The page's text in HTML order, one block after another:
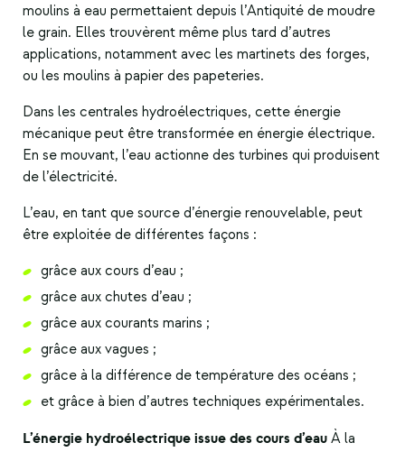
moulins à eau permettaient depuis l’Antiquité de moudre
le grain. Elles trouvèrent même plus tard d’autres
applications, notamment avec les martinets des forges,
ou les moulins à papier des papeteries.
Dans les centrales hydroélectriques, cette énergie
mécanique peut être transformée en énergie électrique.
En se mouvant, l’eau actionne des turbines qui produisent
de l’électricité.
L’eau, en tant que source d’énergie renouvelable, peut
être exploitée de différentes façons :
grâce aux cours d’eau ;
grâce aux chutes d’eau ;
grâce aux courants marins ;
grâce aux vagues ;
grâce à la différence de température des océans ;
et grâce à bien d’autres techniques expérimentales.
L’énergie hydroélectrique issue des cours d’eau À la